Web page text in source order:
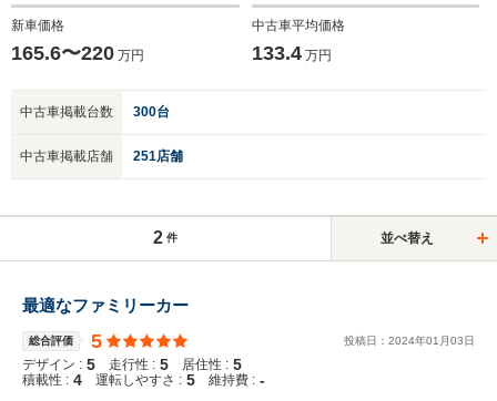
新車価格
165.6〜220 万円
中古車平均価格
133.4万円
中古車掲載台数 300台
中古車掲載店舗 251店舗
2 件 並べ替え
最適なファミリーカー
総合評価 5 投稿日： 2024年01 月03日
デザイン : 5 走行性 : 5 居住性 : 5
積載性 : 4 運転しやすさ : 5 維持費 : -